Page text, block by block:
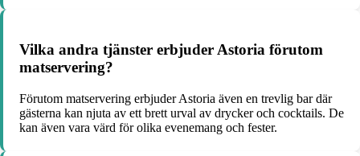
Vilka andra tjänster erbjuder Astoria förutom
matservering?
Förutom matservering erbjuder Astoria även en trevlig bar där
gästerna kan njuta av ett brett urval av drycker och cocktails. De
kan även vara värd för olika evenemang och fester.